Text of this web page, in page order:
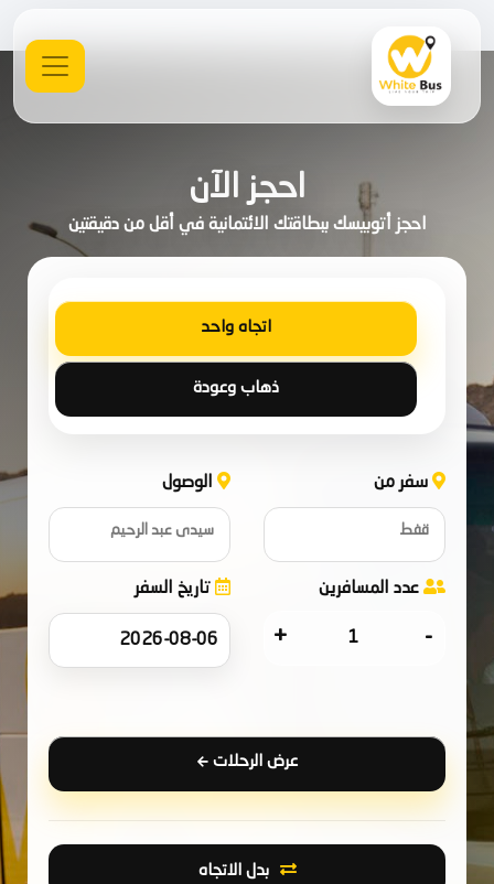
احجز الآن
احجز أتوبيسك ببطاقتك الائتمانية في أقل من دقيقتين
اتجاه واحد
ذهاب وعودة
سفر من
قفط
الوصول
سيدى عبد الرحيم
عدد المسافرين
-
+
تاريخ السفر
عرض الرحلات
بدل الاتجاه